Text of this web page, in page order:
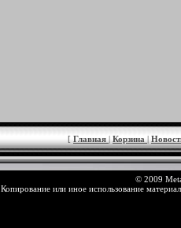
[ Главная | Корзина |
© 2009
Копирование или иное использование